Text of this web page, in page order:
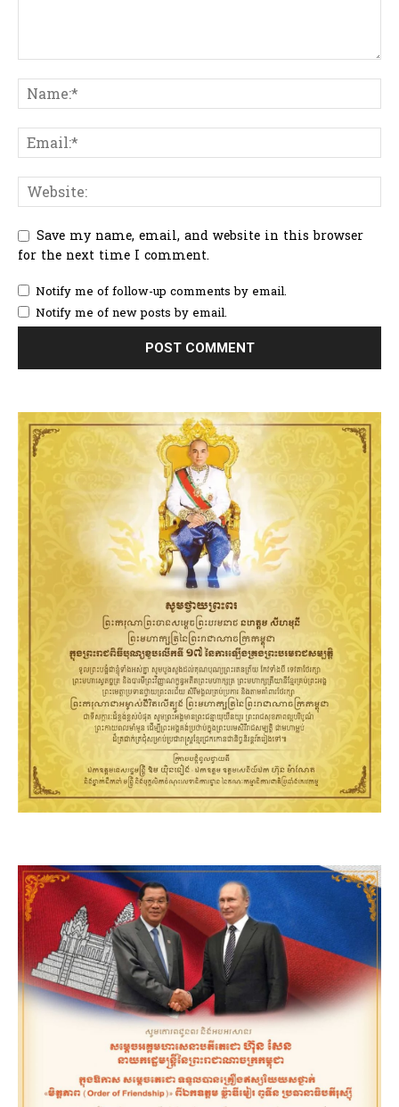
Save my name, email, and website in this browser
for the next time I comment.
Notify me of follow-up comments by email.
Notify me of new posts by email.